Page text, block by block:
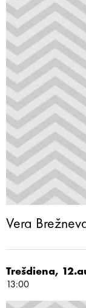
Vera
Trešdiena,
13:00